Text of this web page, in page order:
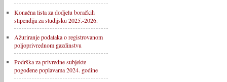
Konačna lista za dodjelu boračkih
stipendija za studijsku 2025.-2026.
Ažuriranje podataka o registrovanom
poljoprivrednom gazdinstvu
Podrška za privredne subjekte
pogođene poplavama 2024. godine